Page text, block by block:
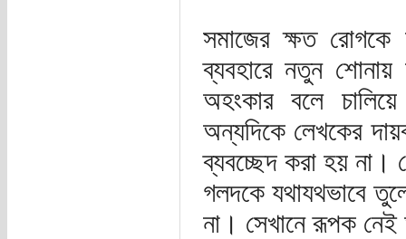
সমাজের ক্ষত
ব্যবহারে নতুন শোনায়
অহংকার বলে
অন্যদিকে লেখকের
ব্যবচ্ছেদ করা হয় না।
গলদকে যথাযথভাবে
না। সেখানে রূপক